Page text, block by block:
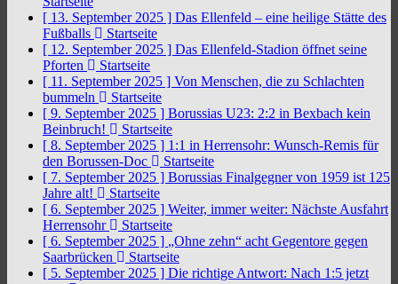
[ 13. September 2025 ] Das Ellenfeld – eine heilige Stätte des
Fußballs
Startseite
[ 12. September 2025 ] Das Ellenfeld-Stadion öffnet seine
Pforten
Startseite
[ 11. September 2025 ] Von Menschen, die zu Schlachten
bummeln
Startseite
[ 9. September 2025 ] Borussias U23: 2:2 in Bexbach kein
Beinbruch!
Startseite
[ 8. September 2025 ] 1:1 in Herrensohr: Wunsch-Remis für
den Borussen-Doc
Startseite
[ 7. September 2025 ] Borussias Finalgegner von 1959 ist 125
Jahre alt!
Startseite
[ 6. September 2025 ] Weiter, immer weiter: Nächste Ausfahrt
Herrensohr
Startseite
[ 6. September 2025 ] „Ohne zehn“ acht Gegentore gegen
Saarbrücken
Startseite
[ 5. September 2025 ] Die richtige Antwort: Nach 1:5 jetzt